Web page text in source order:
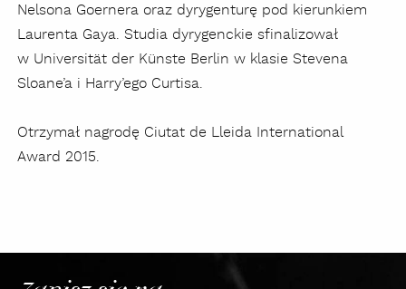
Nelsona Goernera oraz dyrygenturę pod kierunkiem
Laurenta Gaya. Studia dyrygenckie sfinalizował
w Universität der Künste Berlin w klasie Stevena
Sloane’a i Harry’ego Curtisa.
Otrzymał nagrodę Ciutat de Lleida International
Award 2015.